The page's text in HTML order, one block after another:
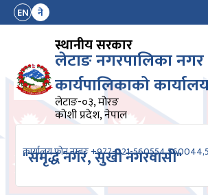
EN ने
स्थानीय सरकार
लेटाङ नगरपालिका नगर
कार्यपालिकाको
लेटाङ-०३, मोरङ
कोशी प्रदेश, नेपाल
कार्यालय फोन नम्बरः +977-021-
"समृद्ध नगर, सुखी नगरवासी"